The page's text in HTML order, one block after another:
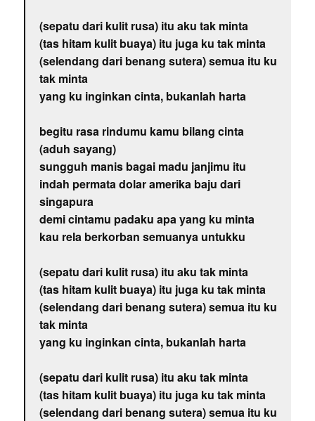
(sepatu dari kulit rusa) itu aku tak minta
(tas hitam kulit buaya) itu juga ku tak minta
(selendang dari benang sutera) semua itu ku
tak minta
yang ku inginkan cinta, bukanlah harta
begitu rasa rindumu kamu bilang cinta
(aduh sayang)
sungguh manis bagai madu janjimu itu
indah permata dolar amerika baju dari
singapura
demi cintamu padaku apa yang ku minta
kau rela berkorban semuanya untukku
(sepatu dari kulit rusa) itu aku tak minta
(tas hitam kulit buaya) itu juga ku tak minta
(selendang dari benang sutera) semua itu ku
tak minta
yang ku inginkan cinta, bukanlah harta
(sepatu dari kulit rusa) itu aku tak minta
(tas hitam kulit buaya) itu juga ku tak minta
(selendang dari benang sutera) semua itu ku